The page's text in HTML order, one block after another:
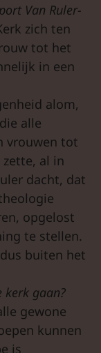
Van Ruler-
zich ten
tot het
in een
alom,
alle
vrouwen tot
al in
dacht, dat
opgelost
te stellen.
buiten het
kerk gaan?
gewone
kunnen
is